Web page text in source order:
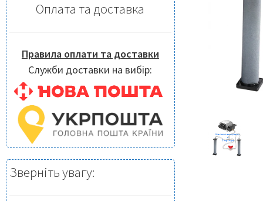
Оплата та доставка
Правила оплати та доставки
Служби доставки на вибір:
Зверніть увагу: